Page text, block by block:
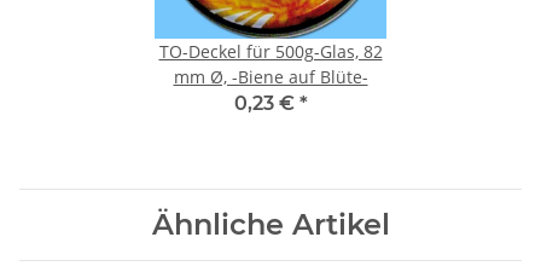
TO-Deckel für 500g-Glas, 82
mm Ø, -Biene auf Blüte-
0,23 € *
Ähnliche Artikel